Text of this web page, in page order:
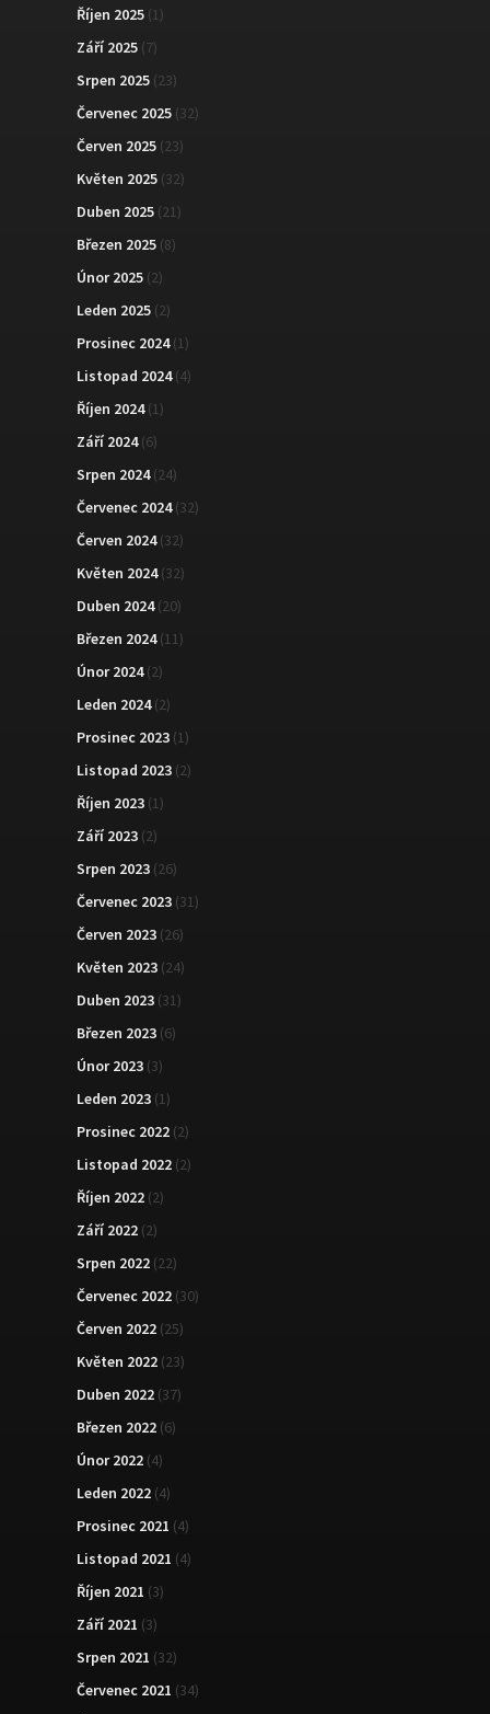
Říjen 2025 (1)
Září 2025 (7)
Srpen 2025 (23)
Červenec 2025 (32)
Červen 2025 (23)
Květen 2025 (32)
Duben 2025 (21)
Březen 2025 (8)
Únor 2025 (2)
Leden 2025 (2)
Prosinec 2024(1)
Listopad 2024(4)
Říjen 2024(1)
Září 2024(6)
Srpen 2024(24)
Červenec 2024(32)
Červen 2024(32)
Květen 2024(32)
Duben 2024(20)
Březen 2024(11)
Únor 2024(2)
Leden 2024(2)
Prosinec 2023 (1)
Listopad 2023 (2)
Říjen 2023 (1)
Září 2023 (2)
Srpen 2023 (26)
Červenec 2023 (31)
Červen 2023 (26)
Květen 2023 (24)
Duben 2023 (31)
Březen 2023 (6)
Únor 2023 (3)
Leden 2023 (1)
Prosinec 2022 (2)
Listopad 2022 (2)
Říjen 2022 (2)
Září 2022 (2)
Srpen 2022 (22)
Červenec 2022 (30)
Červen 2022 (25)
Květen 2022 (23)
Duben 2022 (37)
Březen 2022 (6)
Únor 2022 (4)
Leden 2022 (4)
Prosinec 2021 (4)
Listopad 2021 (4)
Říjen 2021 (3)
Září 2021 (3)
Srpen 2021 (32)
Červenec 2021 (34)